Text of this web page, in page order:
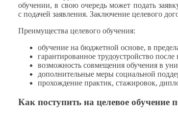
обучении,в своюочередь может подать
с подачей заявления. Заключение целевого
Преимущества целевого обучения:
обучение на бюджетной основе, в
гарантированное трудоустройство после
возможность совмещения обучения в
дополнительные меры социальной
прохождение практик, стажировок,
Как поступить на целевое обучение